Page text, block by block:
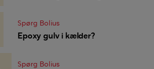
Spørg Bolius
Epoxy gulv i kælder?
Spørg Bolius